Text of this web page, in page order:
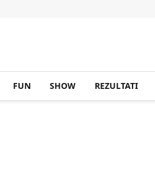
FUN SHOW REZULTATI